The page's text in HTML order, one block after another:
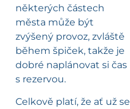
některých částech
města může být
zvýšený provoz, zvláště
během špiček, takže je
dobré naplánovat si čas
s rezervou.
Celkově platí, že ať už se